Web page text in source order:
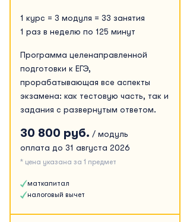
1 курс = 3 модуля = 33 занятия
1 раз в неделю по 125 минут
Программа целенаправленной
подготовки к ЕГЭ,
прорабатывающая все аспекты
экзамена: как тестовую часть, так и
задания с развернутым ответом.
30 800 руб. / модуль
оплата до 31 августа 2026
* цена указана за 1 предмет
маткапитал
налоговый вычет